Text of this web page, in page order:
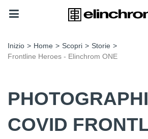
Inizio > Home > Scopri > Storie >
Frontline Heroes - Elinchrom ONE
COVID